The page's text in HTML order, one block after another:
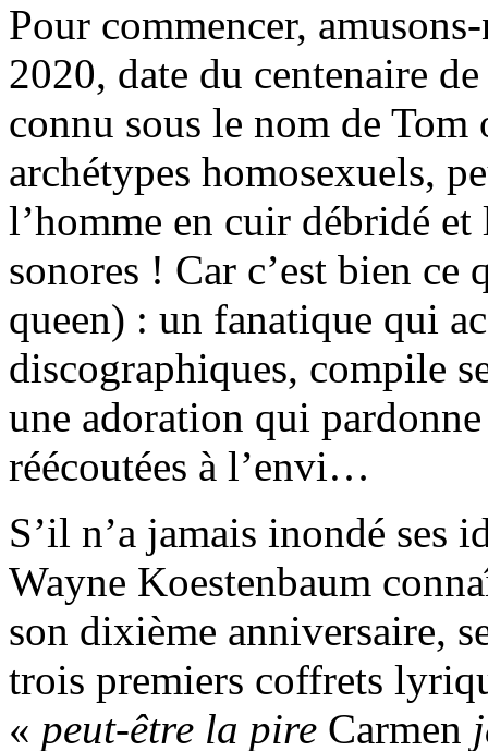
Pour commencer,
2020, date du centenaire
connu sous le nom de
archétypes homosexuels,
l’homme en cuir débridé
sonores ! Car c’est bien ce
queen) : un fanatique qui
discographiques, compile
une adoration qui
réécoutées à l’envi…
S’il n’a jamais inondé ses
Wayne Koestenbaum
son dixième anniversaire,
trois premiers coffrets
« peut-être la pire Carmen